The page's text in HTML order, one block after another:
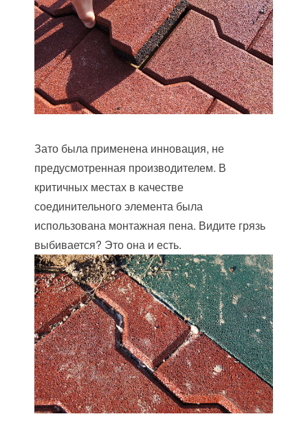
Зато была применена инновация, не
предусмотренная производителем. В
критичных местах в качестве
соединительного элемента была
использована монтажная пена. Видите грязь
выбивается? Это она и есть.